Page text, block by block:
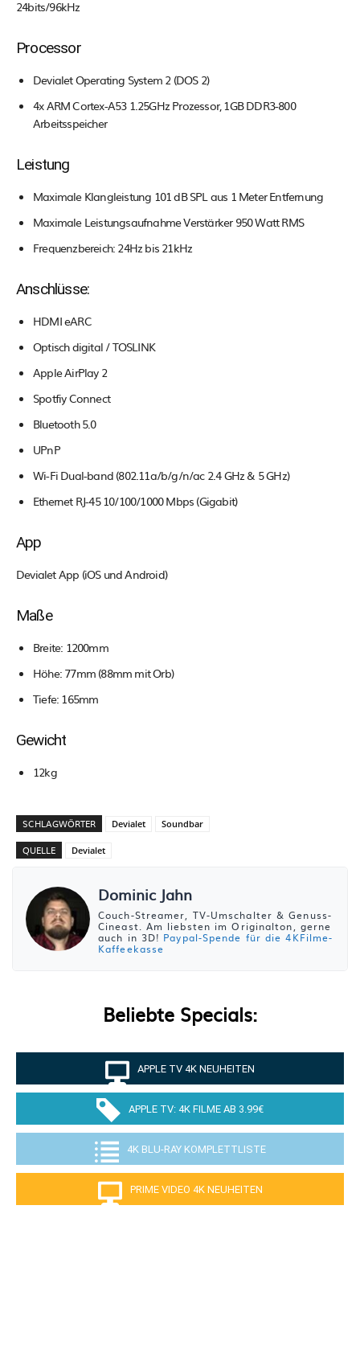
24bits/96kHz
Processor
Devialet Operating System 2 (DOS 2)
4x ARM Cortex-A53 1.25GHz Prozessor, 1GB DDR3-800
Arbeitsspeicher
Leistung
Maximale Klangleistung 101 dB SPL aus 1 Meter Entfernung
Maximale Leistungsaufnahme Verstärker 950 Watt RMS
Frequenzbereich: 24Hz bis 21kHz
Anschlüsse:
HDMI eARC
Optisch digital / TOSLINK
Apple AirPlay 2
Spotfiy Connect
Bluetooth 5.0
UPnP
Wi-Fi Dual-band (802.11a/b/g/n/ac 2.4 GHz & 5 GHz)
Ethernet RJ-45 10/100/1000 Mbps (Gigabit)
App
Devialet App (iOS und Android)
Maße
Breite: 1200mm
Höhe: 77mm (88mm mit Orb)
Tiefe: 165mm
Gewicht
12kg
SCHLAGWÖRTER Devialet Soundbar
QUELLE Devialet
Dominic Jahn
Couch-Streamer, TV-Umschalter & Genuss-
Cineast. Am liebsten im Originalton, gerne
auch in 3D! Paypal-Spende für die 4KFilme-
Kaffeekasse
Beliebte Specials:
APPLE TV 4K NEUHEITEN
APPLE TV: 4K FILME AB 3.99€
4K BLU-RAY KOMPLETTLISTE
PRIME VIDEO 4K NEUHEITEN